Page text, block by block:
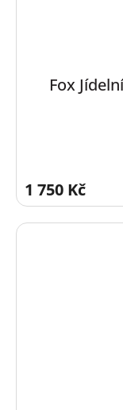
Fox
1 750 Kč